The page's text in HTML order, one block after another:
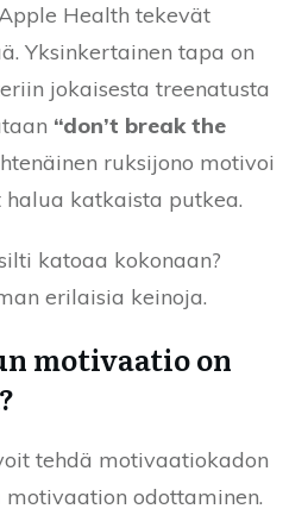
Health tekevät
Yksinkertainen tapa on
jokaisesta treenatusta
“don’t break the
ruksijono motivoi
katkaista putkea.
katoaa kokonaan?
erilaisia keinoja.
motivaatio on
tehdä motivaatiokadon
odottaminen.